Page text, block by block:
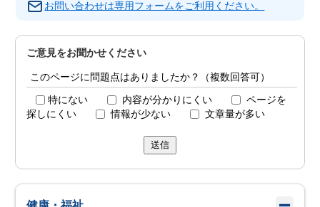
お問い合わせは専用フォームをご利用ください。
ご意見をお聞かせください
このページに問題点はありましたか？（複数回答可）
特にない 内容が分かりにくい
ページを
探しにくい
情報が少ない 文章量が多い
送信